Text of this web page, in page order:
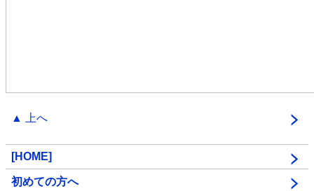
▲ 上へ
[HOME]
初めての方へ